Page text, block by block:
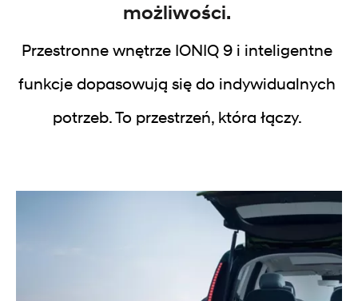
możliwości.
Przestronne wnętrze IONIQ 9 i inteligentne
funkcje dopasowują się do indywidualnych
potrzeb. To przestrzeń, która łączy.